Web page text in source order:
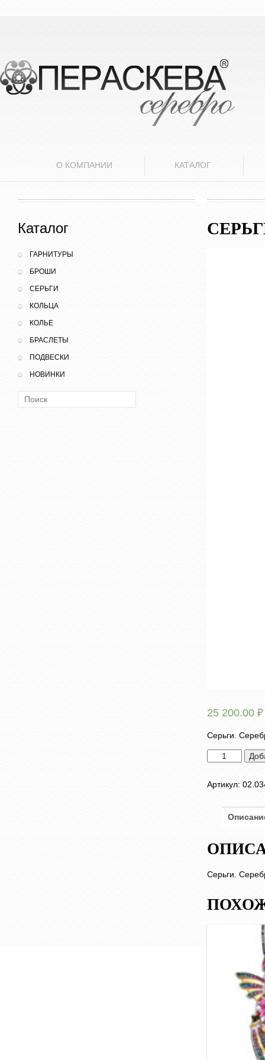
О КОМПАНИИ КАТАЛОГ
Каталог
ГАРНИТУРЫ
БРОШИ
СЕРЬГИ
КОЛЬЦА
КОЛЬЕ
БРАСЛЕТЫ
ПОДВЕСКИ
НОВИНКИ
Поиск:
25 200.00 ₽
Серьги.
Количество
товара
Артикул:
Серьги.